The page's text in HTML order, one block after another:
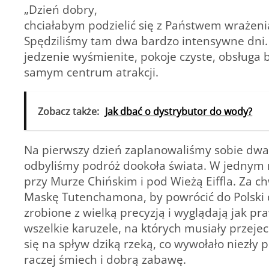
„Dzień dobry,
chciałabym podzielić się z Państwem
Spędziliśmy tam dwa bardzo intensywne
jedzenie wyśmienite, pokoje czyste,
samym centrum atrakcji.
Zobacz także: Jak dbać o dystrybutor do wody?
Na pierwszy dzień zaplanowaliśmy sobie
odbyliśmy podróż dookoła świata. W
przy Murze Chińskim i pod Wieżą Eiffla. Za
Maskę Tutenchamona, by powrócić do
zrobione z wielką precyzją i wyglądają jak
wszelkie karuzele, na których musiały
się na spływ dziką rzeką, co wywołało
raczej śmiech i dobrą zabawę.